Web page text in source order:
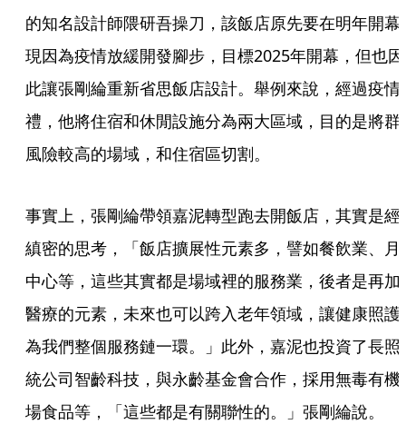
的知名設計師隈研吾操刀，該飯店原先要在明年開幕
現因為疫情放緩開發腳步，目標2025年開幕，但也因
此讓張剛綸重新省思飯店設計。舉例來說，經過疫情
禮，他將住宿和休閒設施分為兩大區域，目的是將群
風險較高的場域，和住宿區切割。
事實上，張剛綸帶領嘉泥轉型跑去開飯店，其實是經
縝密的思考，「飯店擴展性元素多，譬如餐飲業、月
中心等，這些其實都是場域裡的服務業，後者是再加
醫療的元素，未來也可以跨入老年領域，讓健康照護
為我們整個服務鏈一環。」此外，嘉泥也投資了長照
統公司智齡科技，與永齡基金會合作，採用無毒有機
場食品等，「這些都是有關聯性的。」張剛綸說。